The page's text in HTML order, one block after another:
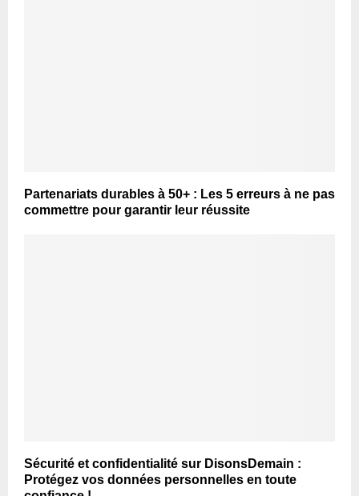
Partenariats durables à 50+ : Les 5 erreurs à ne pas
commettre pour garantir leur réussite
Sécurité et confidentialité sur DisonsDemain :
Protégez vos données personnelles en toute